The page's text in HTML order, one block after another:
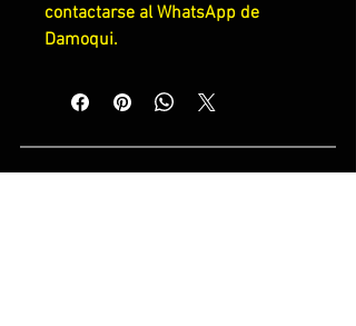
contactarse al WhatsApp de
Damoqui.